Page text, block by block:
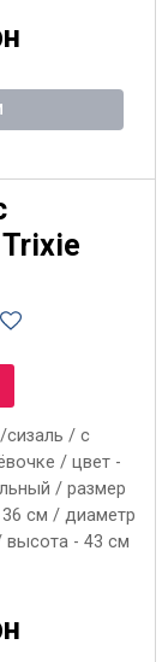
/ с
/ цвет -
/ размер
см / диаметр
высота - 43 см